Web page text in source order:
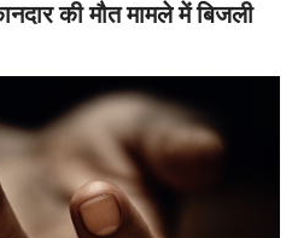
की मौत मामले में बिजली